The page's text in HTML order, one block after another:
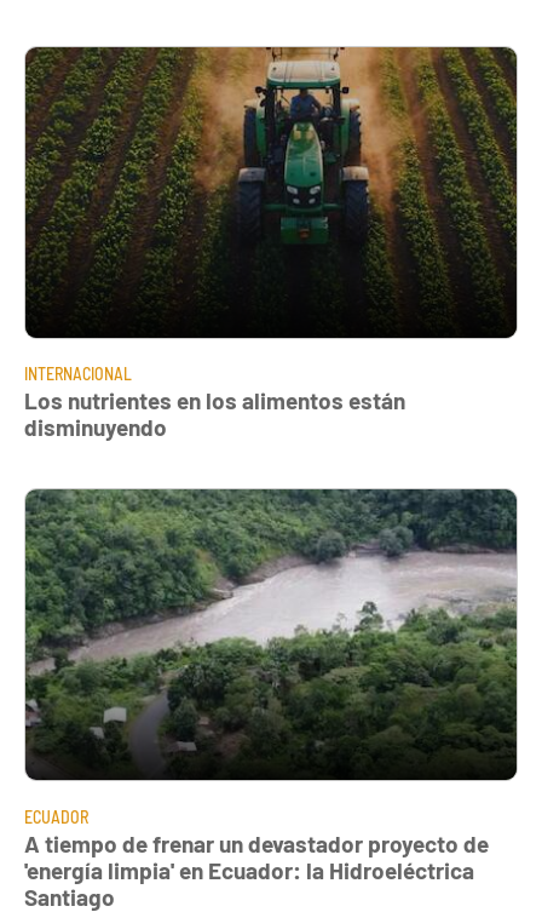
INTERNACIONAL
Los nutrientes en los alimentos están
disminuyendo
ECUADOR
A tiempo de frenar un devastador proyecto de
'energía limpia' en Ecuador: la Hidroeléctrica
Santiago